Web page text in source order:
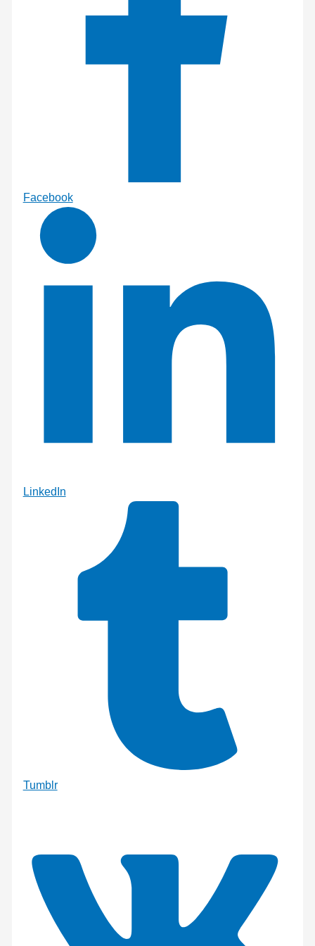
Facebook
LinkedIn
Tumblr